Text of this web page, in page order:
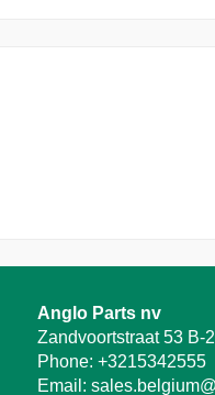
Anglo Parts nv
Zandvoortstraat 53 B-
Phone: +3215342555
Email: